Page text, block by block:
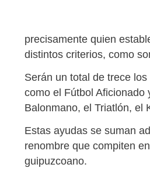
precisamente quien
distintos criterios, como
Serán un total de trece
como el Fútbol Aficionado
Balonmano, el Triatlón, el
Estas ayudas se suman
renombre que compiten
guipuzcoano.